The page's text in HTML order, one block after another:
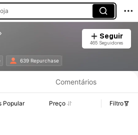
Seguir
465 Seguidores
639 Repurchase
de Preço, Vendas e Detalhes de Stock.
Comentários
Popular Preço Filtro